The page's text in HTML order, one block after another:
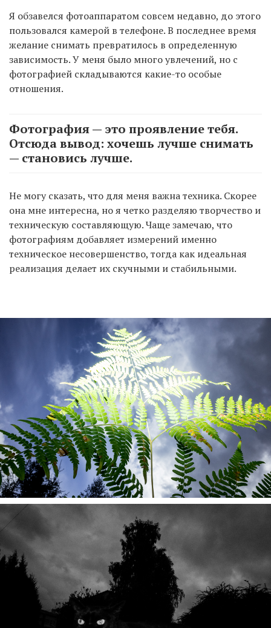
Я обзавелся фотоаппаратом совсем недавно, до этого
пользовался камерой в телефоне. В последнее время
желание снимать превратилось в определенную
зависимость. У меня было много увлечений, но с
фотографией складываются какие-то особые
отношения.
Фотография — это проявление тебя.
Отсюда вывод: хочешь лучше снимать
— становись лучше.
Не могу сказать, что для меня важна техника. Скорее
она мне интересна, но я четко разделяю творчество и
техническую составляющую. Чаще замечаю, что
фотографиям добавляет измерений именно
техническое несовершенство, тогда как идеальная
реализация делает их скучными и стабильными.